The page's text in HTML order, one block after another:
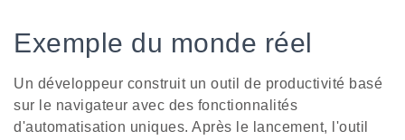
Exemple du monde réel
Un développeur construit un outil de productivité basé
sur le navigateur avec des fonctionnalités
d'automatisation uniques. Après le lancement, l'outil